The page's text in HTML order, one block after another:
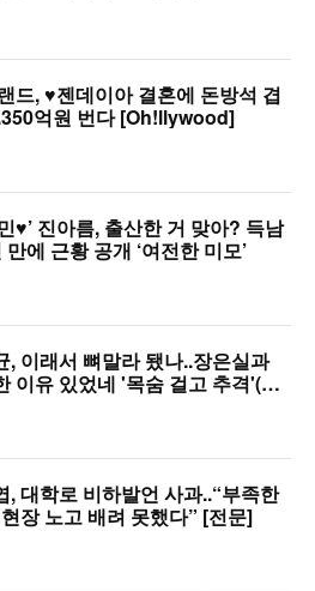
드, ♥︎젠데이아 결혼에 돈방석 겹
억원 번다 [Oh!llywood]
♥’ 진아름, 출산한 거 맞아? 득남
만에 근황 공개 ‘여전한 미모’
, 이래서 뼈말라 됐나..장은실과
이유 있었네 '목숨 걸고 추격'(술
, 대학로 비하발언 사과..“부족한
장 노고 배려 못했다” [전문]